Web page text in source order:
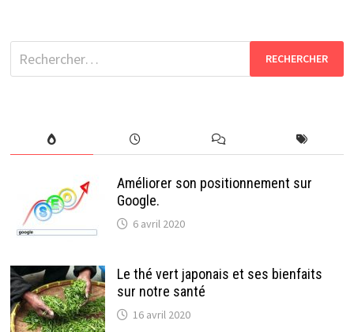
Rechercher :
Améliorer son positionnement sur
Google.
6 avril 2020
Le thé vert japonais et ses bienfaits
sur notre santé
16 avril 2020